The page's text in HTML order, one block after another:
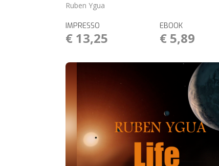
Ruben Ygua
IMPRESSO
€ 13,25
EBOOK
€ 5,89